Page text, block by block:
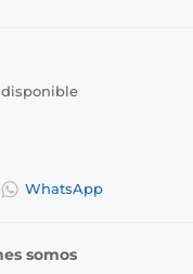
WhatsApp
somos